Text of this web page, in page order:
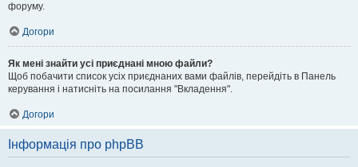
форуму.
Догори
Як мені знайти усі приєднані мною файли?
Щоб побачити список усіх приєднаних вами файлів, перейдіть в Панель
керування і натисніть на посилання "Вкладення".
Догори
Інформація про phpBB